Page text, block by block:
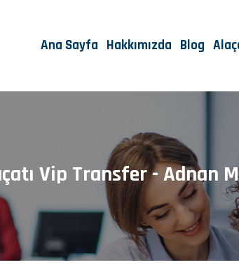
Ana Sayfa Hakkımızda Blog
Vip Transfer - Adnan